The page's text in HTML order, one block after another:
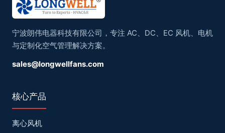
宁波朗伟电器科技有限公司，专注 AC、DC、EC 风机、电机
与定制化空气管理解决方案。
sales@longwellfans.com
核心产品
离心风机